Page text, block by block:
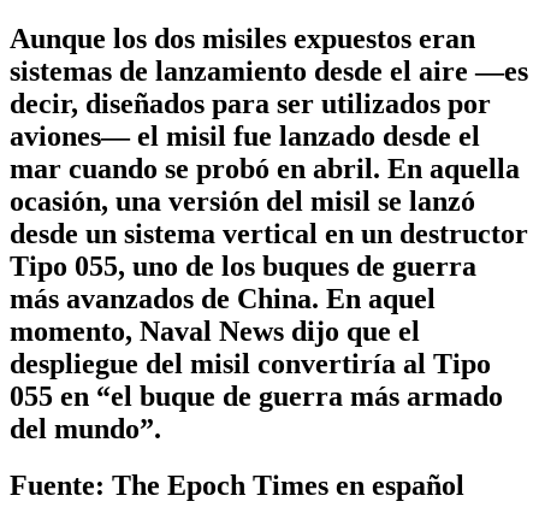
Aunque los dos misiles expuestos eran
sistemas de lanzamiento desde el aire —es
decir, diseñados para ser utilizados por
aviones— el misil fue lanzado desde el
mar cuando se probó en abril. En aquella
ocasión, una versión del misil se lanzó
desde un sistema vertical en un destructor
Tipo 055, uno de los buques de guerra
más avanzados de China. En aquel
momento, Naval News dijo que el
despliegue del misil convertiría al Tipo
055 en “el buque de guerra más armado
del mundo”.
Fuente: The Epoch Times en español